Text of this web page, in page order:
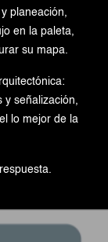
planeación,
en la paleta,
su mapa.
y señalización,
lo mejor de la